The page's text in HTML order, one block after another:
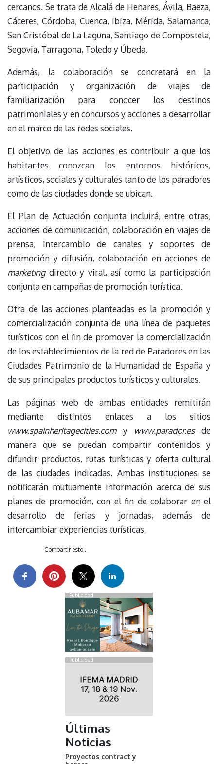
cercanos. Se trata de Alcalá de Henares, Ávila, Baeza,
Cáceres, Córdoba, Cuenca, Ibiza, Mérida, Salamanca,
San Cristóbal de La Laguna, Santiago de Compostela,
Segovia, Tarragona, Toledo y Úbeda.
Además, la colaboración se concretará en la
participación y organización de viajes de
familiarización para conocer los destinos
patrimoniales y en concursos y acciones a desarrollar
en el marco de las redes sociales.
El objetivo de las acciones es contribuir a que los
habitantes conozcan los entornos históricos,
artísticos, sociales y culturales tanto de los paradores
como de las ciudades donde se ubican.
El Plan de Actuación conjunta incluirá, entre otras,
acciones de comunicación, colaboración en viajes de
prensa, intercambio de canales y soportes de
promoción y difusión, colaboración en acciones de
marketingdirecto y viral, así como la participación
conjunta en campañas de promoción turística.
Otra de las acciones planteadas es la promoción y
comercialización conjunta de una línea de paquetes
turísticos con el fin de promover la comercialización
de los establecimientos de la red de Paradores en las
Ciudades Patrimonio de la Humanidad de España y
de sus principales productos turísticos y culturales.
Las páginas web de ambas entidades remitirán
mediante distintos enlaces a los sitios
www.spainheritagecities.comy www.parador.esde
manera que se puedan compartir contenidos y
difundir productos, rutas turísticas y oferta cultural
de las ciudades indicadas. Ambas instituciones se
notificarán mutuamente información acerca de sus
planes de promoción, con el fin de colaborar en el
desarrollo de ferias y jornadas, además de
intercambiar experiencias turísticas.
Compartir esto...
Publicidad
Publicidad
Últimas
Noticias
Proyectos contract y